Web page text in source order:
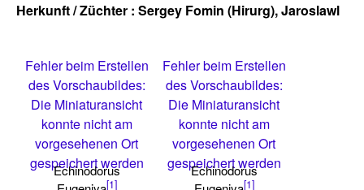
Herkunft / Züchter : Sergey Fomin (Hirurg), Jaroslawl
Fehler beim Erstellen
des Vorschaubildes:
Die Miniaturansicht
konnte nicht am
vorgesehenen Ort
gespeichert werden
Echinodorus
[1]
Fehler beim Erstellen
des Vorschaubildes:
Die Miniaturansicht
konnte nicht am
vorgesehenen Ort
gespeichert werden
Echinodorus
[1]